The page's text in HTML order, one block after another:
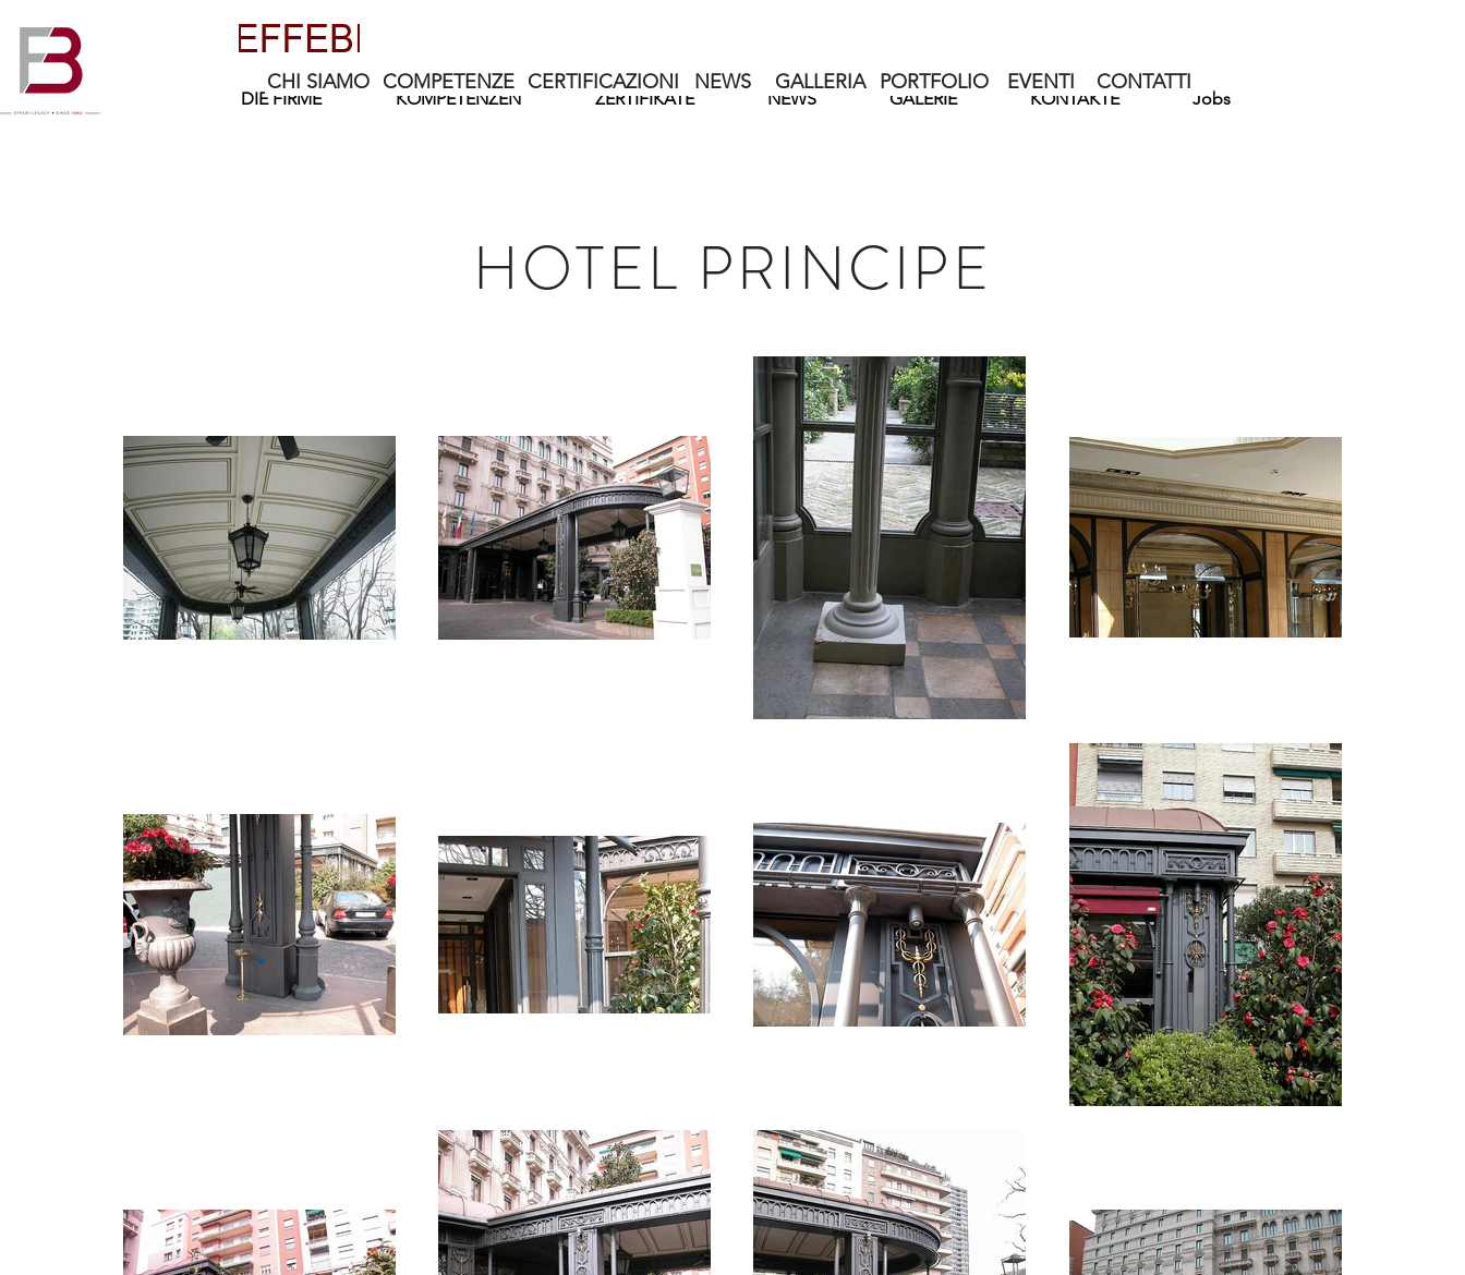
DIE FIRME KOMPETENZEN ZERTIFIKATE NEWS GALERIE KONTAKTE Jobs
CHI SIAMO COMPETENZE CERTIFICAZIONI NEWS GALLERIA PORTFOLIO EVENTI CONTATTI
HOTEL PRINCIPE